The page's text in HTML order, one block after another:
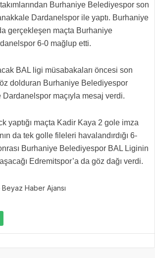
Burhaniye Belediyespor son
Dardanelspor ile yaptı. Burhaniye
gerçekleşen maçta Burhaniye
6-0 mağlup etti.
BAL ligi müsabakaları öncesi son
dolduran Burhaniye Belediyespor
Dardanelspor maçıyla mesaj verdi.
yaptığı maçta Kadir Kaya 2 gole imza
da tek golle fileleri havalandırdığı 6-
Burhaniye Belediyespor BAL Liginin
Edremitspor’a da göz dağı verdi.
Haber Ajansı